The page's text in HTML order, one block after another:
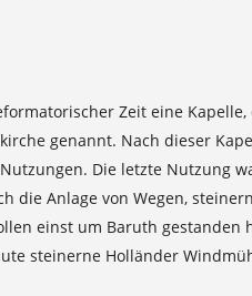
Zeit eine
genannt. Nach dieser
Die letzte Nutzung
Anlage von Wegen,
einst um Baruth gestanden
steinerne Holländer